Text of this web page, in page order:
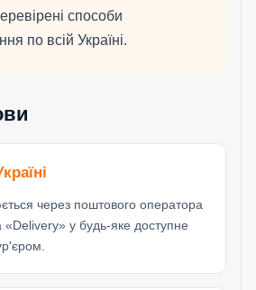
способи
по всій Україні.
через поштового оператора
у будь-яке доступне